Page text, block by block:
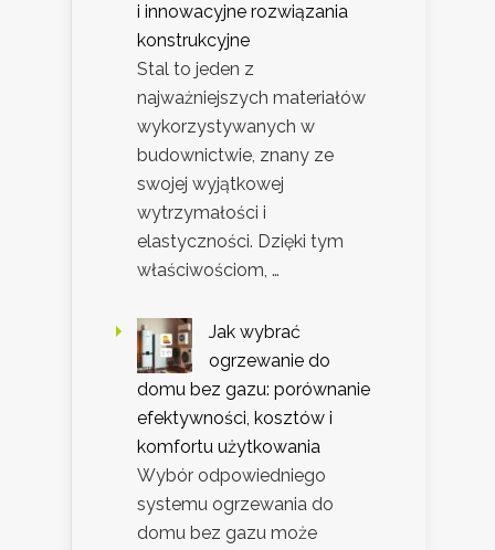
i innowacyjne rozwiązania
konstrukcyjne
Stal to jeden z
najważniejszych materiałów
wykorzystywanych w
budownictwie, znany ze
swojej wyjątkowej
wytrzymałości i
elastyczności. Dzięki tym
właściwościom, …
Jak wybrać
ogrzewanie do
domu bez gazu: porównanie
efektywności, kosztów i
komfortu użytkowania
Wybór odpowiedniego
systemu ogrzewania do
domu bez gazu może